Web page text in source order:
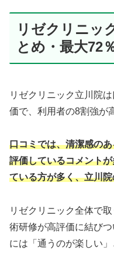
リゼクリニッ
とめ・最大72
リゼクリニック立川院
価で、利用者の8割強が
口コミでは、清潔感の
評価しているコメント
ている方が多く、立川
リゼクリニック全体で
術研修が高評価に結び
には「通うのが楽しい」